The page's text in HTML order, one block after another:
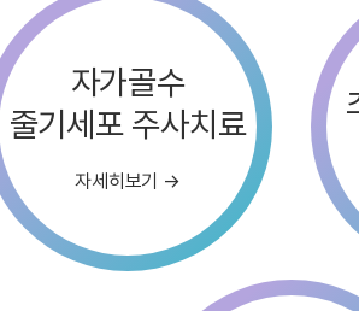
자가골수
줄기세포 주사치료
자세히보기 →